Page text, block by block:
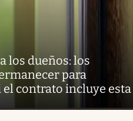
los dueños: los
para
contrato incluye esta